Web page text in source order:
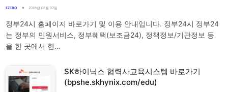
EZIRO 2026년 08월 07일
정부24시 홈페이지 바로가기 및 이용 안내입니다. 정부24시 정부24
는 정부의 민원서비스, 정부혜택(보조금24), 정책정보/기관정보 등
을 한 곳에서 한…
SK하이닉스 협력사교육시스템 바로가기
(bpshe.skhynix.com/edu)